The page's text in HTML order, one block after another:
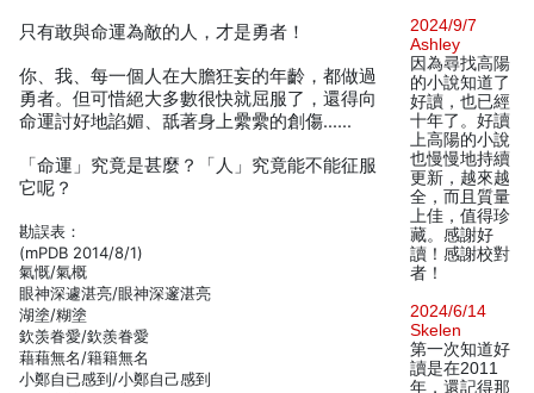
只有敢與命運為敵的人，才是勇者！
你、我、每一個人在大膽狂妄的年齡，都做過
勇者。但可惜絕大多數很快就屈服了，還得向
命運討好地諂媚、舐著身上纍纍的創傷……
「命運」究竟是甚麼？「人」究竟能不能征服
它呢？
勘誤表：
(mPDB 2014/8/1)
氣慨/氣概
眼神深遽湛亮/眼神深邃湛亮
湖塗/糊塗
欽羡眷愛/欽羨眷愛
藉藉無名/籍籍無名
小鄭自已感到/小鄭自己感到
2024/9/7
Ashley
因為尋找高陽
的小說知道了
好讀，也已經
十年了。好讀
上高陽的小說
也慢慢地持續
更新，越來越
全，而且質量
上佳，值得珍
藏。感謝好
讀！感謝校對
者！
2024/6/14
Skelen
第一次知道好
讀是在2011
年，還記得那